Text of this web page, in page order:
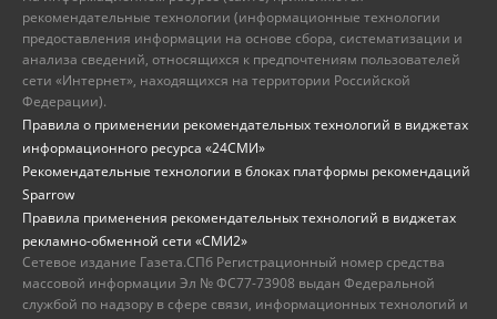
рекомендательные технологии (информационные технологии
предоставления информации на основе сбора, систематизации и
анализа сведений, относящихся к предпочтениям пользователей
сети «Интернет», находящихся на территории Российской
Федерации).
Правила о применении рекомендательных технологий в виджетах
информационного ресурса «24СМИ»
Рекомендательные технологии в блоках платформы рекомендаций
Sparrow
Правила применения рекомендательных технологий в виджетах
рекламно-обменной сети «СМИ2»
Сетевое издание Газета.СПб Регистрационный номер средства
массовой информации Эл № ФС77-73908 выдан Федеральной
службой по надзору в сфере связи, информационных технологий и